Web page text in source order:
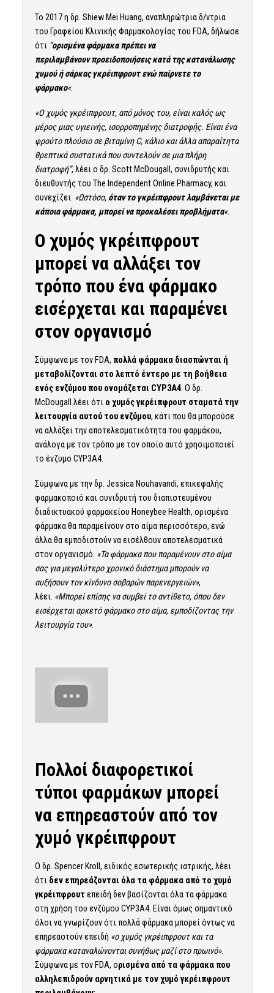
Το 2017 η δρ. Shiew Mei Huang, αναπληρώτρια δ/ντρια
του Γραφείου Κλινικής Φαρμακολογίας του FDA, δήλωσε
ότι “ορισμένα φάρμακα πρέπει να
περιλαμβάνουν προειδοποιήσεις κατά της κατανάλωσης
χυμού ή σάρκας γκρέιπφρουτ ενώ παίρνετε το
φάρμακο«.
«Ο χυμός γκρέιπφρουτ, από μόνος του, είναι καλός ως
μέρος μιας υγιεινής, ισορροπημένης διατροφής. Είναι ένα
φρούτο πλούσιο σε βιταμίνη C, κάλιο και άλλα απαραίτητα
θρεπτικά συστατικά που συντελούν σε μια πλήρη
διατροφή”, λέει ο δρ. Scott McDougall, συνιδρυτής και
διευθυντής του The Independent Online Pharmacy, και
συνεχίζει: «Ωστόσο, όταν το γκρέιπφρουτ λαμβάνεται με
κάποια φάρμακα, μπορεί να προκαλέσει προβλήματα«.
Ο χυμός γκρέιπφρουτ
μπορεί να αλλάξει τον
τρόπο που ένα φάρμακο
εισέρχεται και παραμένει
στον οργανισμό
Σύμφωνα με τον FDA, πολλά φάρμακα διασπώνται ή
μεταβολίζονται στο λεπτό έντερο με τη βοήθεια
ενός ενζύμου που ονομάζεται CYP3A4. Ο δρ.
McDougall λέει ότι ο χυμός γκρέιπφρουτ σταματά την
λειτουργία αυτού του ενζύμου, κάτι που θα μπορούσε
να αλλάξει την αποτελεσματικότητα του φαρμάκου,
ανάλογα με τον τρόπο με τον οποίο αυτό χρησιμοποιεί
το ένζυμο CYP3A4.
Σύμφωνα με την δρ. Jessica Nouhavandi, επικεφαλής
φαρμακοποιό και συνιδρυτή του διαπιστευμένου
διαδικτυακού φαρμακείου Honeybee Health, ορισμένα
φάρμακα θα παραμείνουν στο αίμα περισσότερο, ενώ
άλλα θα εμποδιστούν να εισέλθουν αποτελεσματικά
στον οργανισμό. «Τα φάρμακα που παραμένουν στο αίμα
σας για μεγαλύτερο χρονικό διάστημα μπορούν να
αυξήσουν τον κίνδυνο σοβαρών παρενεργειών»,
λέει. «Μπορεί επίσης να συμβεί το αντίθετο, όπου δεν
εισέρχεται αρκετό φάρμακο στο αίμα, εμποδίζοντας την
λειτουργία του».
Πολλοί διαφορετικοί
τύποι φαρμάκων μπορεί
να επηρεαστούν από τον
χυμό γκρέιπφρουτ
Ο δρ. Spencer Kroll, ειδικός εσωτερικής ιατρικής, λέει
ότι δεν επηρεάζονται όλα τα φάρμακα από το χυμό
γκρέιπφρουτ επειδή δεν βασίζονται όλα τα φάρμακα
στη χρήση του ενζύμου CYP3A4. Είναι όμως σημαντικό
όλοι να γνωρίζουν ότι πολλά φάρμακα μπορεί όντως να
επηρεαστούν επειδή «ο χυμός γκρέιπφρουτ και τα
φάρμακα καταναλώνονται συνήθως μαζί στο πρωινό».
Σύμφωνα με τον FDA, ορισμένα από τα φάρμακα που
αλληλεπιδρούν αρνητικά με τον χυμό γκρέιπφρουτ